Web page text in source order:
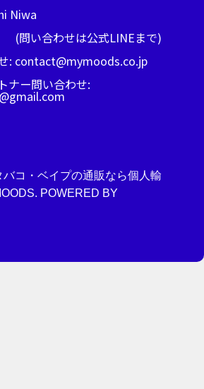
Niwa
(問い合わせは公式LINEまで)
: contact@mymoods.co.jp
ナー問い合わせ:
バコ・ベイプの通販なら個人輸
POWERED BY